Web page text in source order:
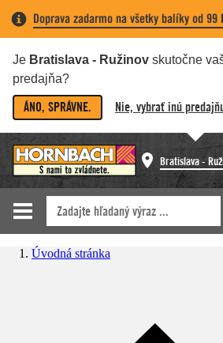
Doprava zadarmo na všetky balíky od 99
Je Bratislava - Ružinov skutočne
predajňa?
ÁNO, SPRÁVNE. Nie, vybrať inú
Bratislava -
Úvodná stránka